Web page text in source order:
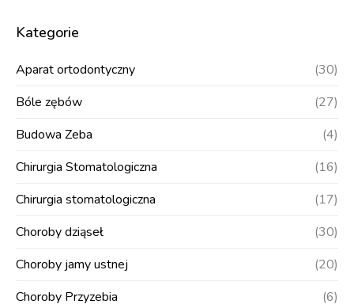
Kategorie
Aparat ortodontyczny
(30)
Bóle zębów
(27)
Budowa Zeba
(4)
Chirurgia Stomatologiczna
(16)
Chirurgia stomatologiczna
(17)
Choroby dziąseł
(30)
Choroby jamy ustnej
(20)
Choroby Przyzebia
(6)